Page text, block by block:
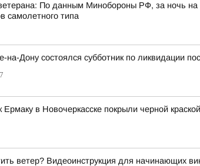
По данным Минобороны РФ, за ночь на
самолетного типа
на-Дону состоялся субботник по ликвидации
Ермаку в Новочеркасске покрыли черной
ветер? Видеоинструкция для начинающих